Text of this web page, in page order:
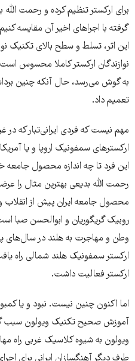
برای ارکستر تنظیم کرده و رحمت الله
گرفته با اجراهای اخیر آن مقایسه
این اثر، تسلط و سطح بالای تکنیک
نوازندگان ارکستر کاملا محسوس
به گوش می‌رسد، حال آنکه چنین
تعمیم داد.
مهم نیست که فردی ایرانی‌تبار که
ارکستر‌های سمفونیک اروپا و یا
این فرد تا چه اندازه محصول
رحمت الله بدیعی بهترین مثال را
محصول جامعه ایران پیش از
روبیک گریگوریان و ابوالحسن صبا
وطن و مهاجرت به هلند در سال‌های
ارکستر سمفونیک هلند شمالی راه
ارکستر فعالیت داشت.
اما اکنون چنین نیست. نبود و یا
آموزش صحیح تکنیک ویولون سبب
ویولون به شیوه کلاسیک غربی راه